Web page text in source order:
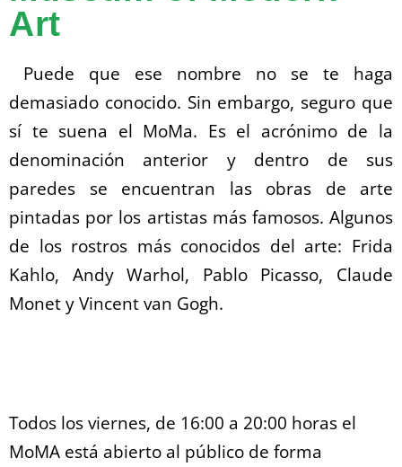
Art
Puede que ese nombre no se te haga
demasiado conocido. Sin embargo, seguro que
sí te suena el MoMa. Es el acrónimo de la
denominación anterior y dentro de sus
paredes se encuentran las obras de arte
pintadas por los artistas más famosos. Algunos
de los rostros más conocidos del arte: Frida
Kahlo, Andy Warhol, Pablo Picasso, Claude
Monet y Vincent van Gogh.
Todos los viernes, de 16:00 a 20:00 horas el
MoMA está abierto al público de forma